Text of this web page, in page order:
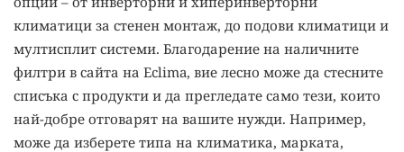
климатици за стенен монтаж, до подови климатици и
мултисплит системи. Благодарение на наличните
филтри в сайта на Eclima, вие лесно може да стесните
списъка с продукти и да прегледате само тези, които
най-добре отговарят на вашите нужди. Например,
може да изберете типа на климатика, марката,